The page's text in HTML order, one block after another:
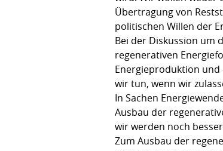
Übertragung von
politischen Willen der
Bei der Diskussion um
regenerativen
Energieproduktion und
wir tun, wenn wir
In Sachen
Ausbau der
wir werden noch
Zum Ausbau der